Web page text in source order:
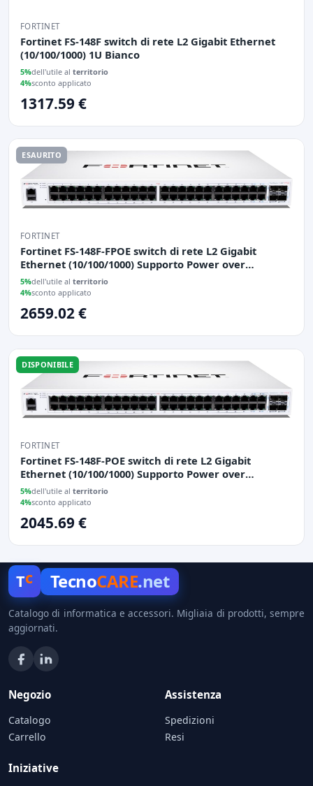
FORTINET
Fortinet FS-148F switch di rete L2 Gigabit Ethernet
(10/100/1000) 1U Bianco
5%dell'utile al territorio
4%sconto applicato
1317.59 €
ESAURITO
FORTINET
Fortinet FS-148F-FPOE switch di rete L2 Gigabit
Ethernet (10/100/1000) Supporto Power over
Ethernet (PoE) 1U Bianco
5%dell'utile al territorio
4%sconto applicato
2659.02 €
DISPONIBILE
FORTINET
Fortinet FS-148F-POE switch di rete L2 Gigabit
Ethernet (10/100/1000) Supporto Power over
Ethernet (PoE) 1U Bianco
5%dell'utile al territorio
4%sconto applicato
2045.69 €
Tc TecnoCARE.net
Catalogo di informatica e accessori. Migliaia di prodotti, sempre
aggiornati.
Negozio
Catalogo
Carrello
Assistenza
Spedizioni
Resi
Iniziative